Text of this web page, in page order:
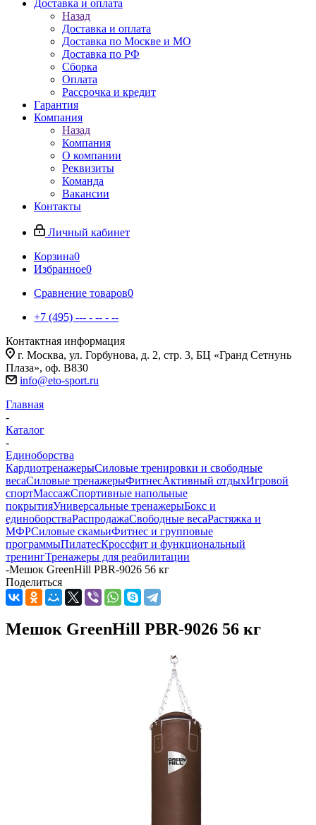
Доставка и оплата
Назад
Доставка и оплата
Доставка по Москве и МО
Доставка по РФ
Сборка
Оплата
Рассрочка и кредит
Гарантия
Компания
Назад
Компания
О компании
Реквизиты
Команда
Вакансии
Контакты
Личный кабинет
Корзина0
Избранное0
Сравнение товаров0
+7 (495) --- - -- - --
Контактная информация
г. Москва, ул. Горбунова, д. 2, стр. 3, БЦ «Гранд Сетнунь
Плаза», оф. В830
info@eto-sport.ru
Главная
-
Каталог
-
Единоборства
КардиотренажерыСиловые тренировки и свободные
весаСиловые тренажерыФитнесАктивный отдыхИгровой
спортМассажСпортивные напольные
покрытияУниверсальные тренажерыБокс и
единоборстваРаспродажаСвободные весаРастяжка и
МФРСиловые скамьиФитнес и групповые
программыПилатесКроссфит и функциональный
тренингТренажеры для реабилитации
-Мешок GreenHill PBR-9026 56 кг
Поделиться
Мешок GreenHill PBR-9026 56 кг